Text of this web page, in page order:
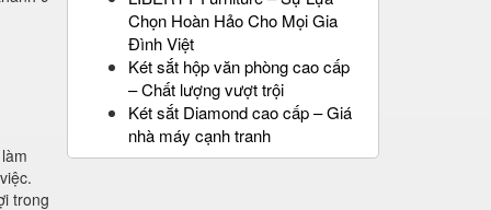
trong
Chọn Hoàn Hảo Cho Mọi Gia
Đình Việt
Két sắt hộp văn phòng cao cấp
– Chất lượng vượt trội
Két sắt Diamond cao cấp – Giá
nhà máy cạnh tranh